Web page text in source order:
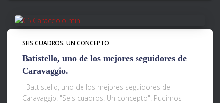
SEIS CUADROS. UN CONCEPTO
Batistello, uno de los mejores seguidores de
Caravaggio.
Battistello, uno de los mejores seguidores de
Caravaggio. "Seis cuadros. Un concepto". Pudimos